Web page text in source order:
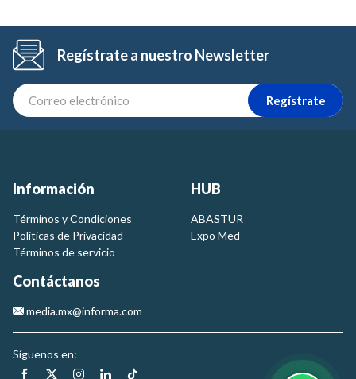
Regístrate a nuestro Newsletter
Regístrate
Información
Términos y Condiciones
Politicas de Privacidad
Términos de servicio
HUB
ABASTUR
Expo Med
Contáctanos
media.mx@informa.com
Síguenos en: